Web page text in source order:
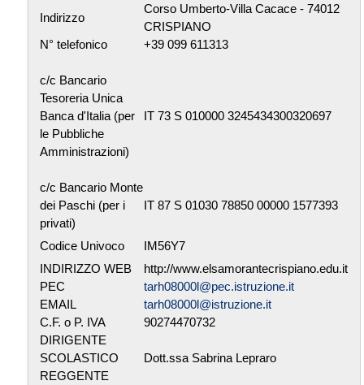
Indirizzo
Corso Umberto-Villa Cacace - 74012
CRISPIANO
N° telefonico
+39 099 611313
c/c Bancario
Tesoreria Unica
Banca d'Italia (per
le Pubbliche
Amministrazioni)
IT 73 S 010000 3245434300320697
c/c Bancario Monte
dei Paschi (per i
privati)
IT 87 S 01030 78850 00000 1577393
Codice Univoco
IM56Y7
INDIRIZZO WEB
http://www.elsamorantecrispiano.edu.it
PEC
tarh08000l@pec.istruzione.it
EMAIL
tarh08000l@istruzione.it
C.F. o P. IVA
90274470732
DIRIGENTE
SCOLASTICO
REGGENTE
Dott.ssa Sabrina Lepraro